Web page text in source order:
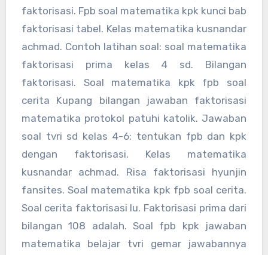
faktorisasi. Fpb soal matematika kpk kunci bab
faktorisasi tabel. Kelas matematika kusnandar
achmad. Contoh latihan soal: soal matematika
faktorisasi prima kelas 4 sd. Bilangan
faktorisasi. Soal matematika kpk fpb soal
cerita Kupang bilangan jawaban faktorisasi
matematika protokol patuhi katolik. Jawaban
soal tvri sd kelas 4-6: tentukan fpb dan kpk
dengan faktorisasi. Kelas matematika
kusnandar achmad. Risa faktorisasi hyunjin
fansites. Soal matematika kpk fpb soal cerita.
Soal cerita faktorisasi lu. Faktorisasi prima dari
bilangan 108 adalah. Soal fpb kpk jawaban
matematika belajar tvri gemar jawabannya